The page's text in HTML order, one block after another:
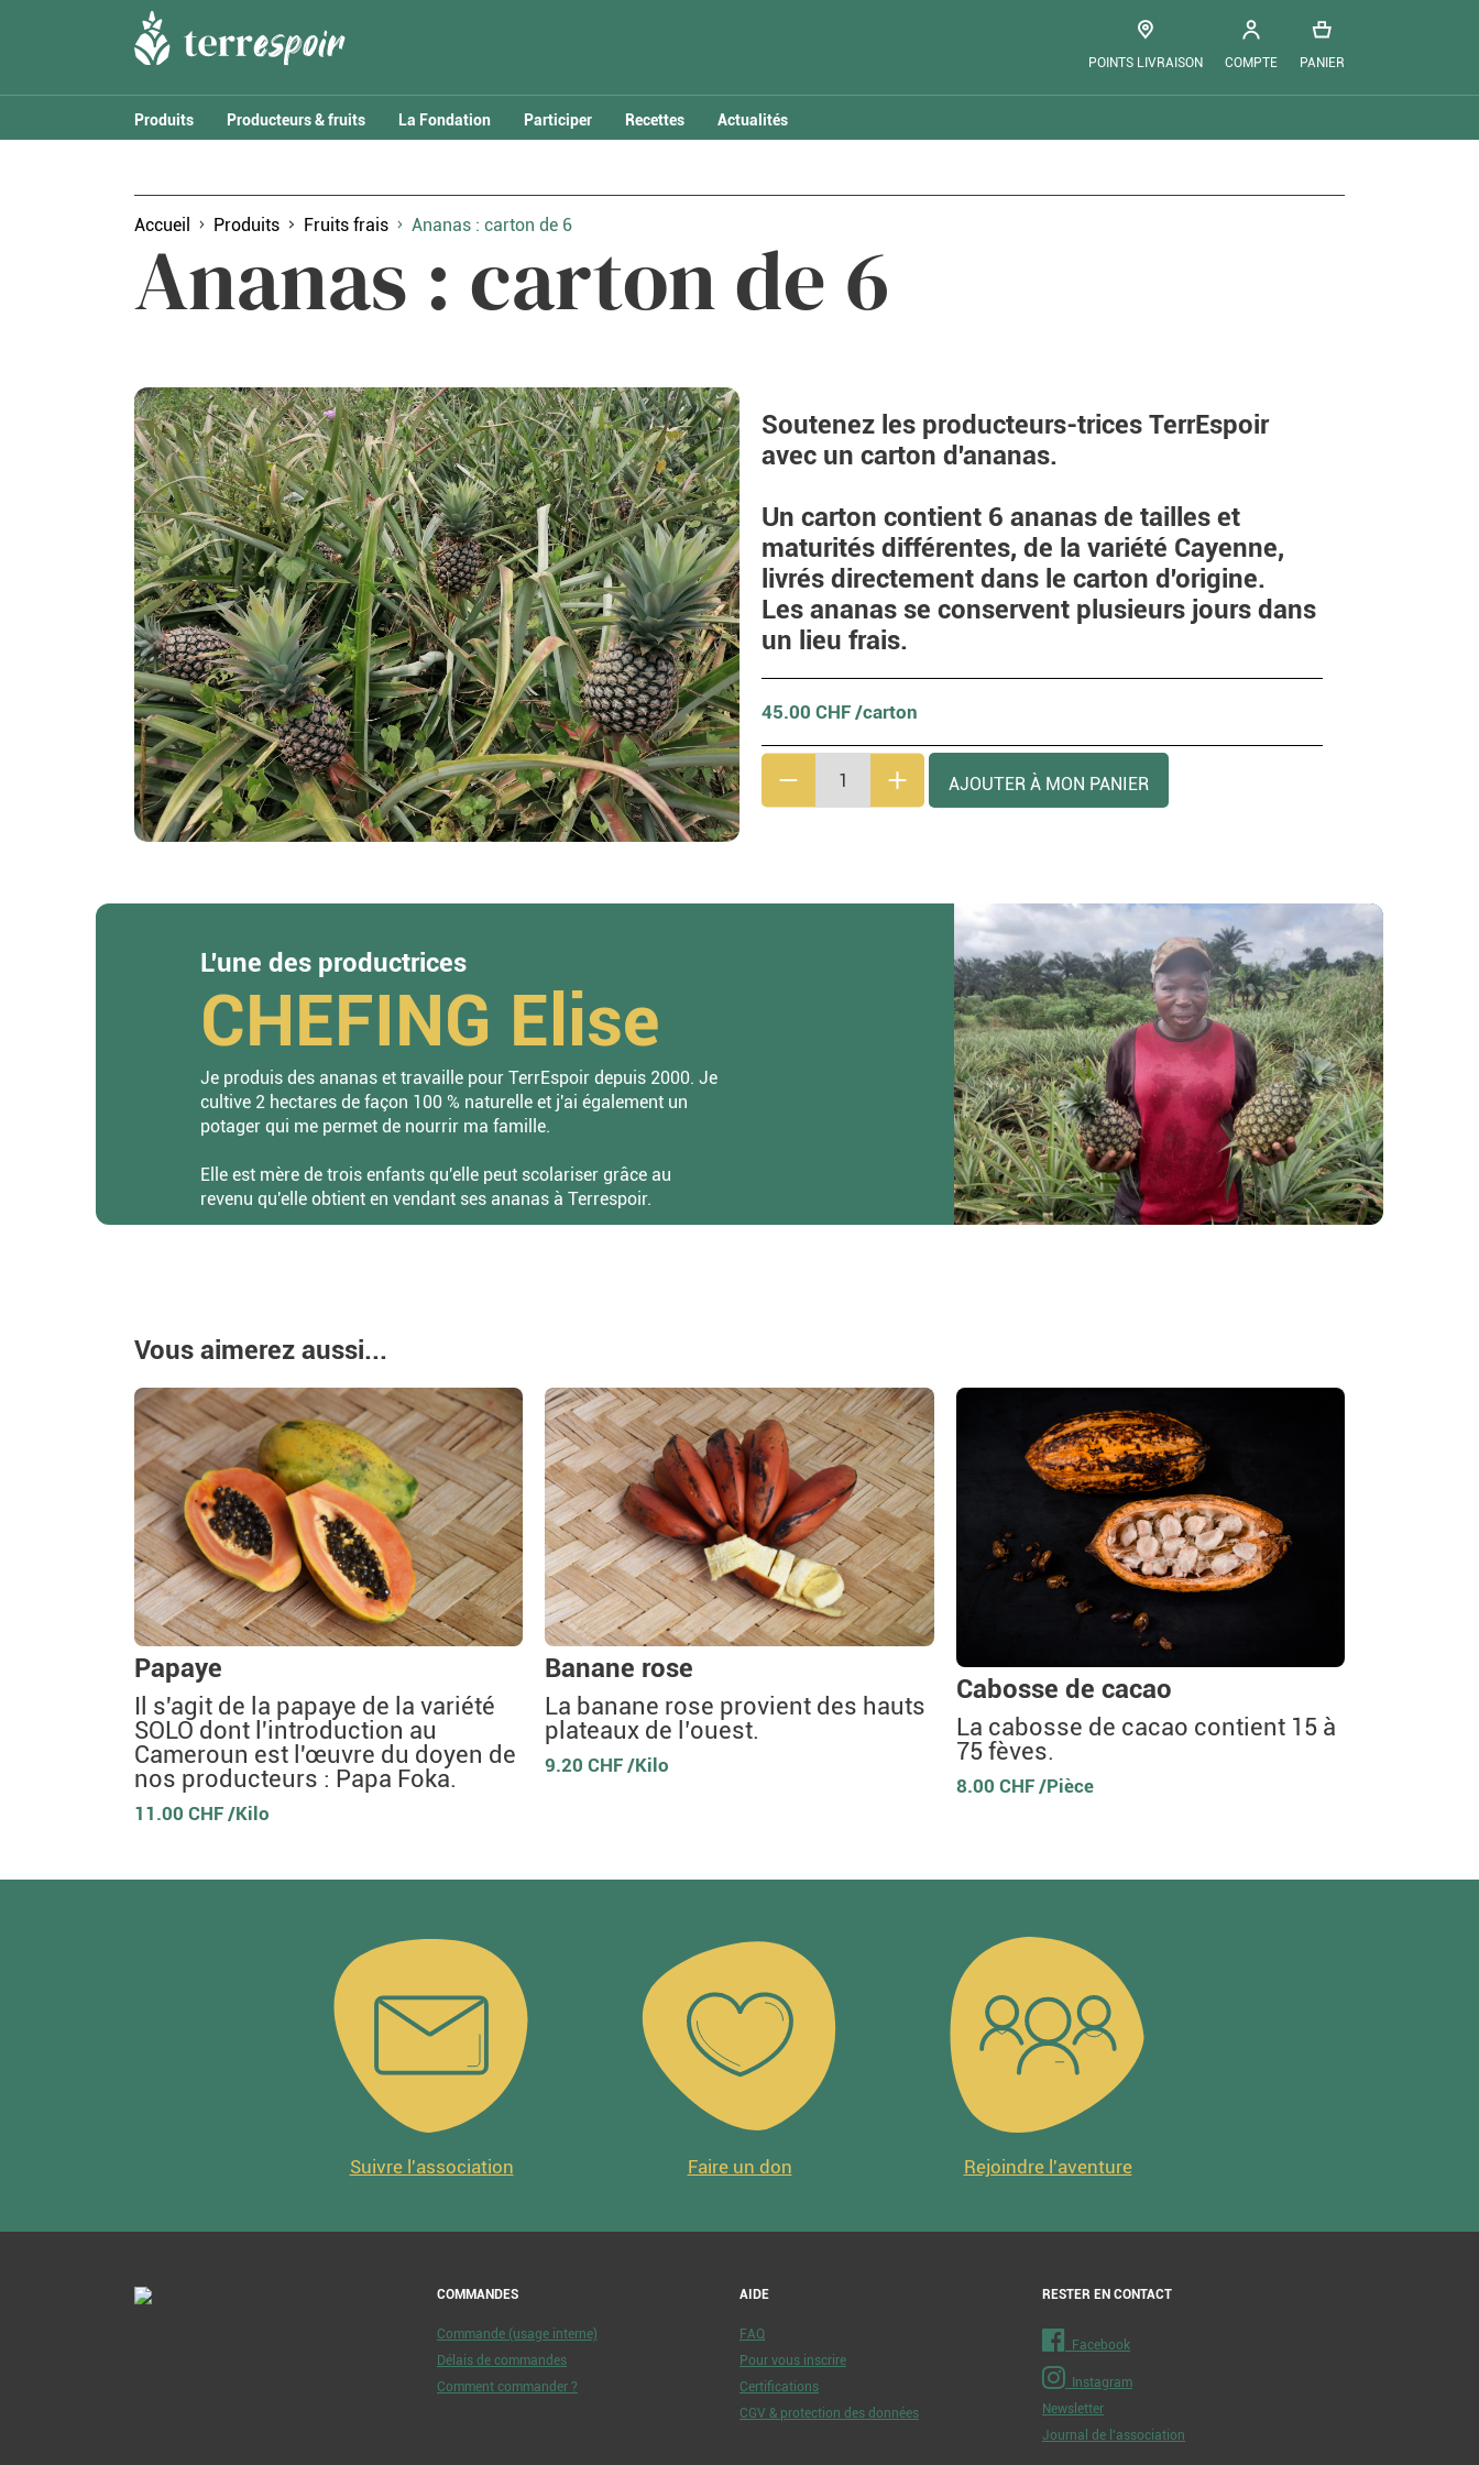
PANIER
COMPTE
POINTS LIVRAISON
Produits Producteurs & fruits La Fondation Participer Recettes Actualités
Accueil Produits Fruits frais Ananas : carton de 6
Ananas : carton de 6
Soutenez les producteurs-trices TerrEspoir
avec un carton d'ananas.
Un carton contient 6 ananas de tailles et
maturités différentes, de la variété Cayenne,
livrés directement dans le carton d'origine.
Les ananas se conservent plusieurs jours dans
un lieu frais.
45.00 CHF /carton
L'une des productrices
CHEFING Elise
Je produis des ananas et travaille pour TerrEspoir depuis 2000. Je
cultive 2 hectares de façon 100 % naturelle et j'ai également un
potager qui me permet de nourrir ma famille.
Elle est mère de trois enfants qu'elle peut scolariser grâce au
revenu qu'elle obtient en vendant ses ananas à Terrespoir.
Vous aimerez aussi...
Papaye
Il s'agit de la papaye de la variété
SOLO dont l'introduction au
Cameroun est l'œuvre du doyen de
nos producteurs : Papa Foka.
11.00 CHF /Kilo
Banane rose
La banane rose provient des hauts
plateaux de l’ouest.
9.20 CHF /Kilo
Cabosse de cacao
La cabosse de cacao contient 15 à
75 fèves.
8.00 CHF /Pièce
Suivre l'association Faire un don Rejoindre l'aventure
AIDE
FAQ
Pour vous inscrire
Certifications
CGV & protection des données
COMMANDES
Commande (usage interne)
Délais de commandes
Comment commander ?
RESTER EN CONTACT
Facebook
Instagram
Newsletter
Journal de l'association